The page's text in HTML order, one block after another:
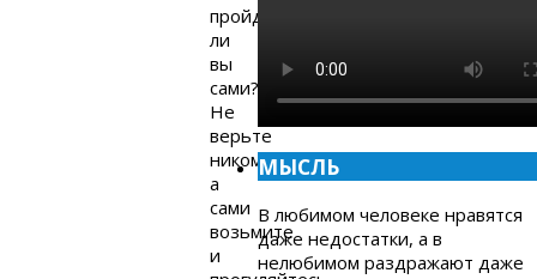
пройдёте
ли
вы
сами?
Не
верьте
никому,
а
сами
возьмите
и
МЫСЛЬ
В любимом человеке нравятся
даже недостатки, а в
нелюбимом раздражают даже